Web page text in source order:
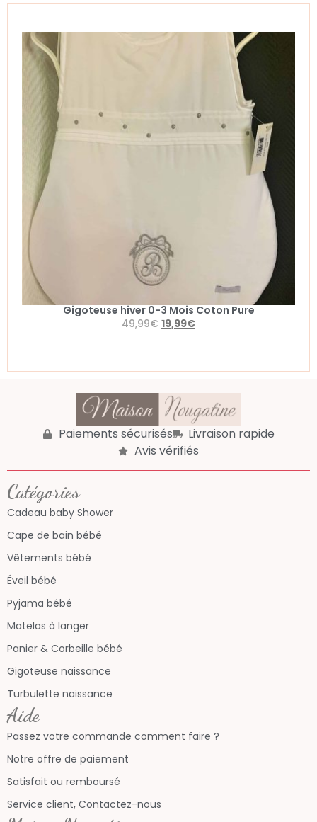
Gigoteuse hiver 0-3 Mois Coton Pure
49,99€ 19,99€
Paiements sécurisés
Livraison rapide
Avis vérifiés
Catégories
Cadeau baby Shower
Cape de bain bébé
Vêtements bébé
Éveil bébé
Pyjama bébé
Matelas à langer
Panier & Corbeille bébé
Gigoteuse naissance
Turbulette naissance
Aide
Passez votre commande comment faire ?
Notre offre de paiement
Satisfait ou remboursé
Service client, Contactez-nous